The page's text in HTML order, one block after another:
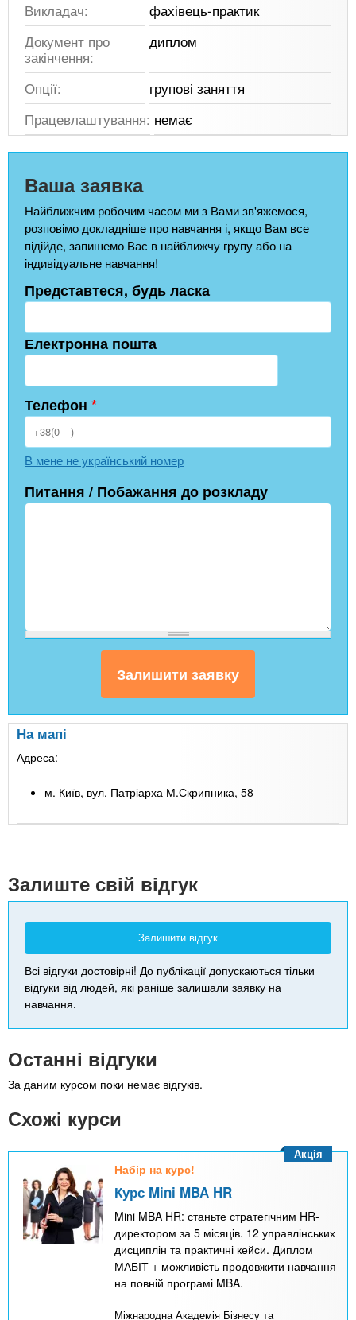
Викладач:
фахівець-практик
Документ про
закінчення:
диплом
Опції:
групові заняття
Працевлаштування: немає
Ваша заявка
Найближчим робочим часом ми з Вами зв'яжемося,
розповімо докладніше про навчання і, якщо Вам все
підійде, запишемо Вас в найближчу групу або на
індивідуальне навчання!
Представтеся, будь ласка
Електронна пошта
Телефон *
В мене не український номер
Питання / Побажання до розкладу
На мапі
Адреса:
м. Київ, вул. Патріарха М.Скрипника, 58
Залиште свій відгук
Залишити відгук
Всі відгуки достовірні! До публікації допускаються тільки
відгуки від людей, які раніше залишали заявку на
навчання.
Останні відгуки
За даним курсом поки немає відгуків.
Схожі курси
Набір на курс!
Курс Mini MBA HR
Mini MBA HR: станьте стратегічним HR-
директором за 5 місяців. 12 управлінських
дисциплін та практичні кейси. Диплом
МАБІТ + можливість продовжити навчання
на повній програмі MBA.
Міжнародна Академія Бізнесу та
Акція